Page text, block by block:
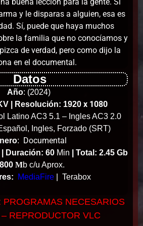
y le disparas a alguien, esa es
Sí, puede que haya muchos
la familia que no conocíamos y
de verdad, pero como dijo la
en el documental.
Datos
Año: (2024)
| Resolución: 1920 x 1080
Latino AC3 5.1 – Ingles AC3 2.0
Ingles, Forzado (SRT)
: Documental
Duración: 60 Min
Total: 2.45 Gb
| 800 Mb c/u Aprox.
MediaFire| Terabox
PROGRAMAS NECESARIOS
REPRODUCTOR VLC